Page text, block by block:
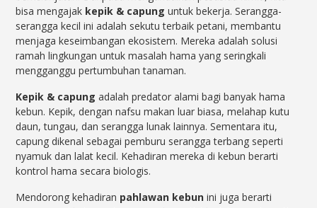
bisa mengajak kepik & capung untuk bekerja. Serangga-
serangga kecil ini adalah sekutu terbaik petani, membantu
menjaga keseimbangan ekosistem. Mereka adalah solusi
ramah lingkungan untuk masalah hama yang seringkali
mengganggu pertumbuhan tanaman.
Kepik & capung adalah predator alami bagi banyak hama
kebun. Kepik, dengan nafsu makan luar biasa, melahap kutu
daun, tungau, dan serangga lunak lainnya. Sementara itu,
capung dikenal sebagai pemburu serangga terbang seperti
nyamuk dan lalat kecil. Kehadiran mereka di kebun berarti
kontrol hama secara biologis.
Mendorong kehadiran pahlawan kebun ini juga berarti